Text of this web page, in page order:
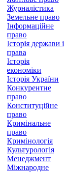
Журналістика
Земельне право
Інформаційне
право
Історія держави і
права
Історія
економіки
Історія України
Конкурентне
право
Конституційне
право
Кримінальне
право
Кримінологія
Культурологія
Менеджмент
Міжнародне